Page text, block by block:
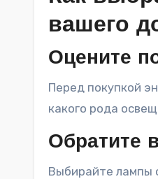
вашего
Оцените
Перед покупкой
какого рода
Обратите
Выбирайте лампы